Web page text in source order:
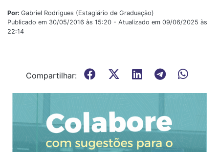
Por: Gabriel Rodrigues (Estagiário de Graduação)
Publicado em 30/05/2016 às 15:20 - Atualizado em 09/06/2025 às
22:14
Compartilhar: